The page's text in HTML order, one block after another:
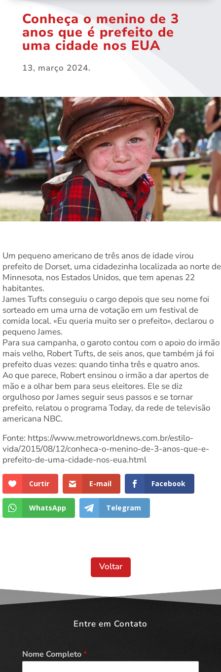
Conheça o menino de 3
anos que é prefeito de
uma cidade nos EUA
13, março 2024.
Um pequeno americano de três anos de idade virou
prefeito de Dorset, uma cidadezinha localizada ao norte de
Minnesota, nos Estados Unidos, que tem apenas 22
habitantes.
James Tufts conseguiu o cargo depois que seu nome foi
sorteado em uma urna de votação em um festival de
comida local. «Eu queria muito ser o prefeito», declarou o
pequeno James.
Para sua campanha, o garoto contou com o apoio do irmão
mais velho, Robert Tufts, de seis anos, que também já foi
prefeito duas vezes: quando tinha três e quatro anos.
Ao que parece, Robert ensinou o irmão a dar apertos de
mão e a olhar bem para seus eleitores. Ele se diz
orgulhoso por James seguir seus passos e se tornar
prefeito, relatou o programa Today, da rede de televisão
americana NBC.
Fonte: https://www.metroworldnews.com.br/estilo-
vida/2015/08/12/conheca-o-menino-de-3-anos-que-e-
prefeito-de-uma-cidade-nos-eua.html
Curtir E-mail Facebook
WhatsApp Telegram
Voltar
Entre em Contato
Nome Completo*